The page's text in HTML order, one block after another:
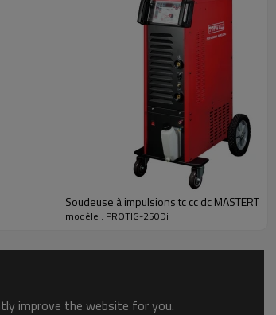
Soudeuse à impulsions tc cc dc
modèle : PROTIG-250Di
improve the website for you.